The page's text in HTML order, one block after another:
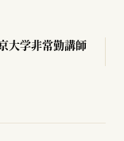
大学非常勤講師